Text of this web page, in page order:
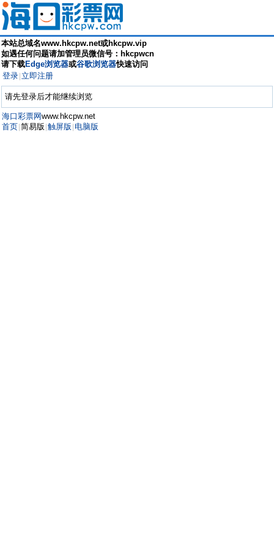
本站总域名www.hkcpw.net或hkcpw.vip
如遇任何问题请加管理员微信号：hkcpwcn
请下载Edge浏览器或谷歌浏览器快速访问
登录 立即注册
请先登录后才能继续浏览
海口彩票网www.hkcpw.net
首页 简易版 触屏版 电脑版